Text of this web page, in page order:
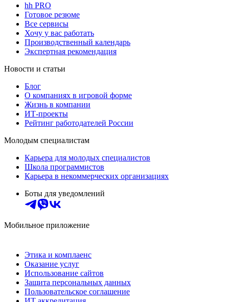
hh PRO
Готовое резюме
Все сервисы
Хочу у вас работать
Производственный календарь
Экспертная рекомендация
Новости и статьи
Блог
О компаниях в игровой форме
Жизнь в компании
ИТ-проекты
Рейтинг работодателей России
Молодым специалистам
Карьера для молодых специалистов
Школа программистов
Карьера в некоммерческих организациях
Боты для уведомлений
Мобильное приложение
Этика и комплаенс
Оказание услуг
Использование сайтов
Защита персональных данных
Пользовательское соглашение